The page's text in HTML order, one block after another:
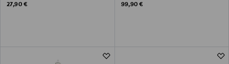
Original Price
27,90 €
Original Price
99,90 €